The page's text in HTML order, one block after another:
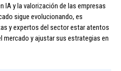
IA y la valorización de las empresas
sigue evolucionando, es
y expertos del sector estar atentos
mercado y ajustar sus estrategias en